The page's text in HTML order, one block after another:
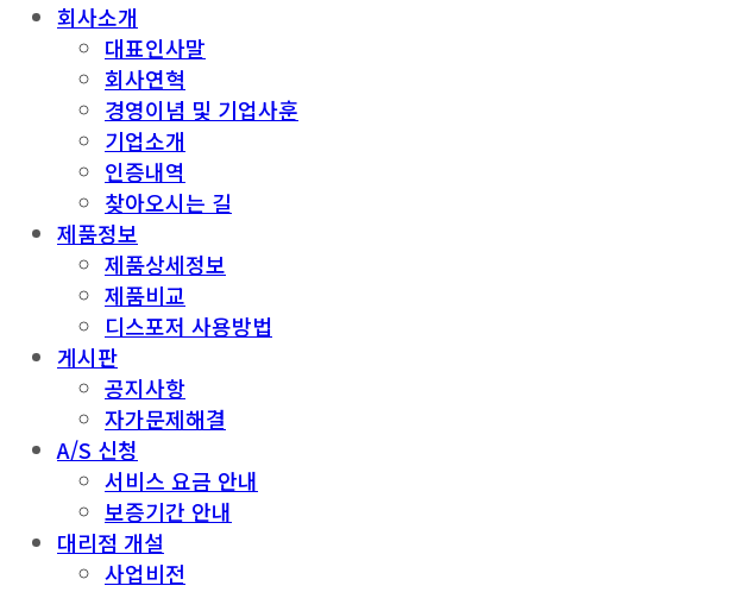
회사소개
대표인사말
회사연혁
경영이념 및 기업사훈
기업소개
인증내역
찾아오시는 길
제품정보
제품상세정보
제품비교
디스포저 사용방법
게시판
공지사항
자가문제해결
A/S 신청
서비스 요금 안내
보증기간 안내
대리점 개설
사업비전